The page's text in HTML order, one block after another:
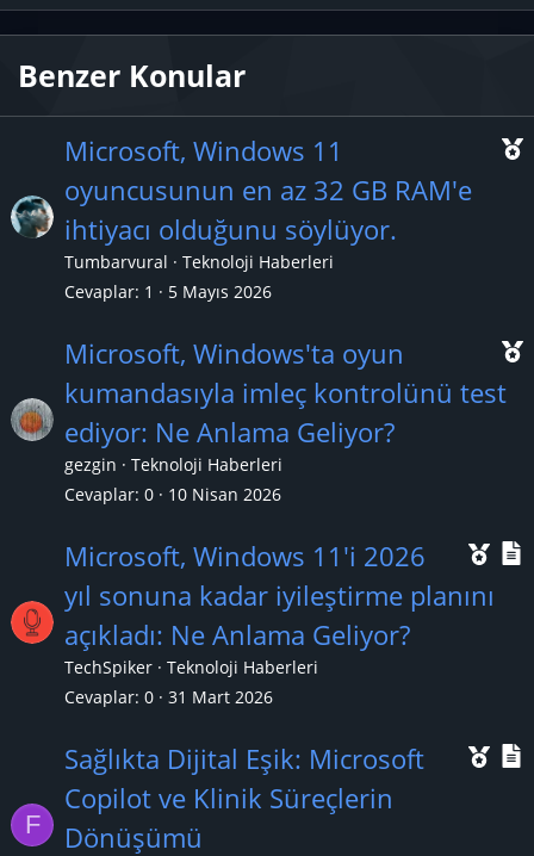
Benzer Konular
Microsoft, Windows 11
oyuncusunun en az 32 GB RAM'e
ihtiyacı olduğunu söylüyor.
Tumbarvural
Teknoloji Haberleri
Cevaplar 1 5 Mayıs 2026
Microsoft, Windows'ta oyun
kumandasıyla imleç kontrolünü test
ediyor: Ne Anlama Geliyor?
gezgin
Teknoloji Haberleri
Cevaplar 0 10 Nisan 2026
Ö
n
Microsoft, Windows 11'i 2026
yıl sonuna kadar iyileştirme planını
açıkladı: Ne Anlama Geliyor?
TechSpiker
Teknoloji Haberleri
Cevaplar 0 31 Mart 2026
F
Ö
Sağlıkta Dijital Eşik: Microsoft
Copilot ve Klinik Süreçlerin
Dönüşümü